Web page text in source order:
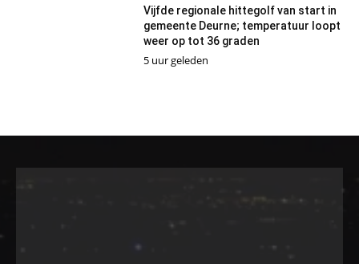
Vijfde regionale hittegolf van start in
gemeente Deurne; temperatuur loopt
weer op tot 36 graden
5 uur geleden